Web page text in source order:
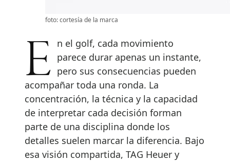
foto: cortesía de la marca
En el golf, cada movimiento parece durar apenas un instante,
pero sus consecuencias pueden
acompañar toda una ronda. La
concentración, la técnica y la capacidad
de interpretar cada decisión forman
parte de una disciplina donde los
detalles suelen marcar la diferencia. Bajo
esa visión compartida, TAG Heuer y